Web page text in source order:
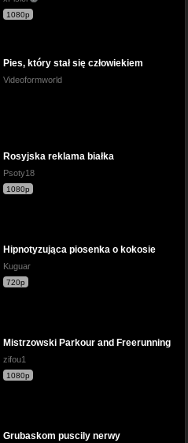
1080p
Pies, który stał się człowiekiem
Videoformworld
Rosyjska reklama białka
Psoty18
1080p
Hipnotyzująca piosenka o kokosie
Kuguar
720p
Mistrzowski Parkour and Freerunning
zifou1
1080p
Grubaskom puscily nerwy